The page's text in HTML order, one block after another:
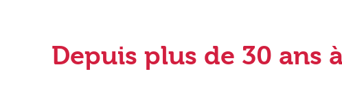
Depuis plus de 30 ans